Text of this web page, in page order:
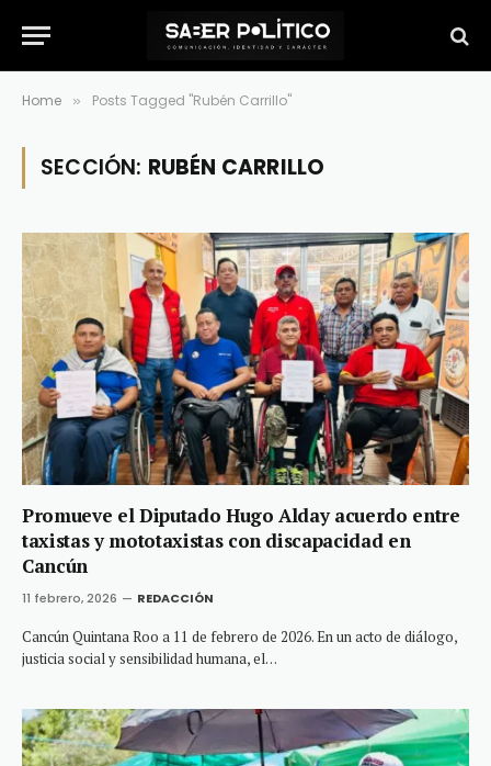
Home » Posts Tagged "Rubén Carrillo"
SECCIÓN: RUBÉN CARRILLO
Promueve el Diputado Hugo Alday acuerdo entre
taxistas y mototaxistas con discapacidad en
Cancún
11 febrero, 2026 REDACCIÓN
Cancún Quintana Roo a 11 de febrero de 2026. En un acto de diálogo,
justicia social y sensibilidad humana, el…